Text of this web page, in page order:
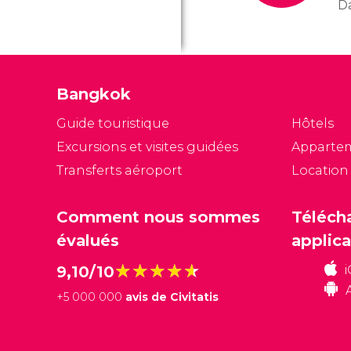
Bangkok
Guide touristique
Excursions et visites guidées
Transferts aéroport
Hôtels
Comment nous sommes
évalués
9,10/10★★★★★
★★★★★
+5 000 000 avis de Civitatis